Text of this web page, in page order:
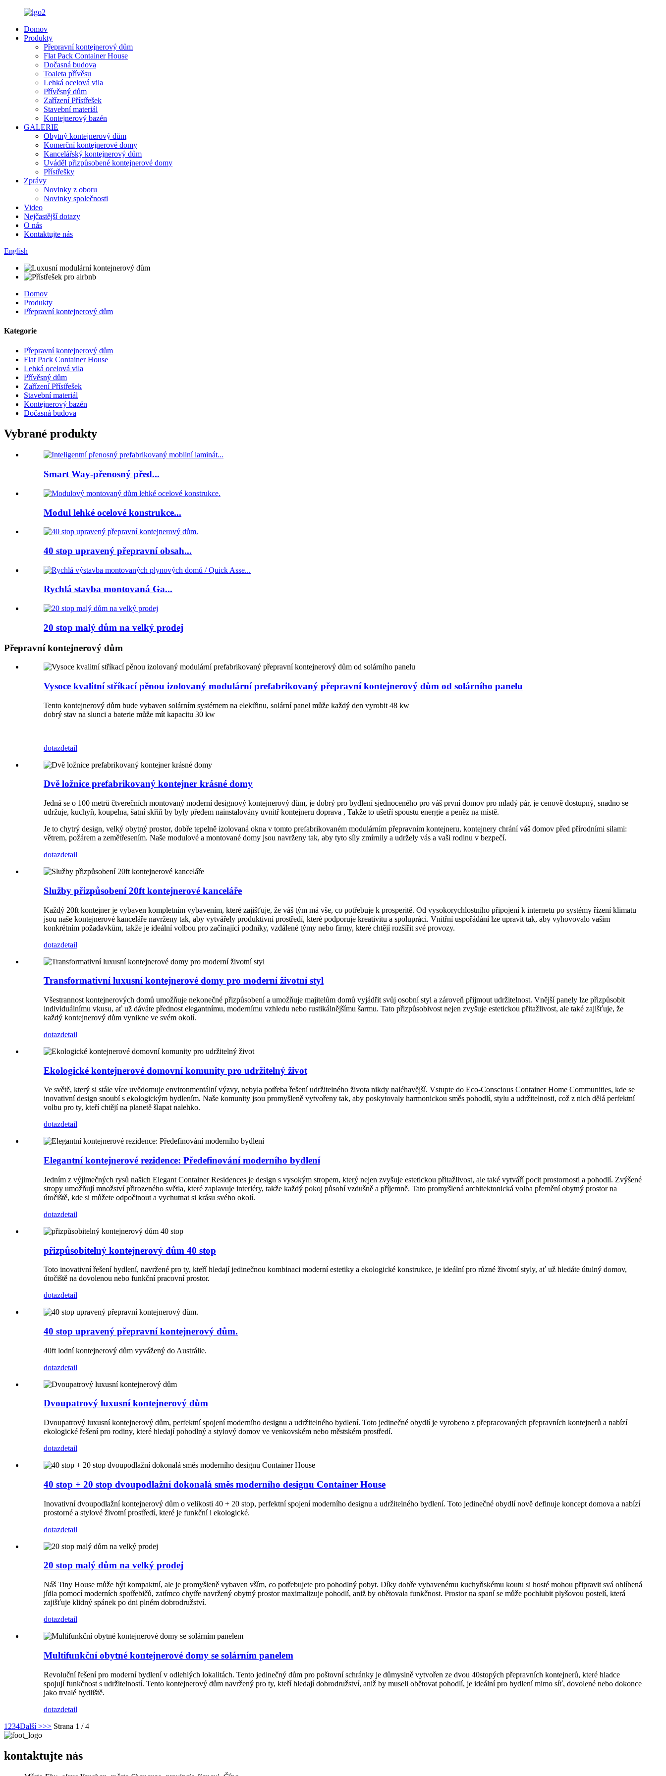
Domov
Produkty
Přepravní kontejnerový dům
Flat Pack Container House
Dočasná budova
Toaleta přívěsu
Lehká ocelová vila
Přívěsný dům
Zařízení Přístřešek
Stavební materiál
Kontejnerový bazén
GALERIE
Obytný kontejnerový dům
Komerční kontejnerové domy
Kancelářský kontejnerový dům
Uváděl přizpůsobené kontejnerové domy
Přístřešky
Zprávy
Novinky z oboru
Novinky společnosti
Video
Nejčastější dotazy
O nás
Kontaktujte nás
English
Domov
Produkty
Přepravní kontejnerový dům
Kategorie
Přepravní kontejnerový dům
Flat Pack Container House
Lehká ocelová vila
Přívěsný dům
Zařízení Přístřešek
Stavební materiál
Kontejnerový bazén
Dočasná budova
Vybrané produkty
Smart Way-přenosný před...
Modul lehké ocelové konstrukce...
40 stop upravený přepravní obsah...
Rychlá stavba montovaná Ga...
20 stop malý dům na velký prodej
Přepravní kontejnerový dům
Vysoce kvalitní stříkací pěnou izolovaný modulární prefabrikovaný přepravní kontejnerový dům od solárního panelu
Tento kontejnerový dům bude vybaven solárním systémem na elektřinu, solární panel může každý den vyrobit 48 kw
dobrý stav na slunci a baterie může mít kapacitu 30 kw
dotazdetail
Dvě ložnice prefabrikovaný kontejner krásné domy
Jedná se o 100 metrů čtverečních montovaný moderní designový kontejnerový dům, je dobrý pro bydlení sjednoceného pro váš první domov pro mladý pár, je cenově dostupný, snadno se
udržuje, kuchyň, koupelna, šatní skříň by byly předem nainstalovány uvnitř kontejneru doprava , Takže to ušetří spoustu energie a peněz na místě.
Je to chytrý design, velký obytný prostor, dobře tepelně izolovaná okna v tomto prefabrikovaném modulárním přepravním kontejneru, kontejnery chrání váš domov před přírodními silami:
větrem, požárem a zemětřesením. Naše modulové a montované domy jsou navrženy tak, aby tyto síly zmírnily a udržely vás a vaši rodinu v bezpečí.
dotazdetail
Služby přizpůsobení 20ft kontejnerové kanceláře
Každý 20ft kontejner je vybaven kompletním vybavením, které zajišťuje, že váš tým má vše, co potřebuje k prosperitě. Od vysokorychlostního připojení k internetu po systémy řízení klimatu
jsou naše kontejnerové kanceláře navrženy tak, aby vytvářely produktivní prostředí, které podporuje kreativitu a spolupráci. Vnitřní uspořádání lze upravit tak, aby vyhovovalo vašim
konkrétním požadavkům, takže je ideální volbou pro začínající podniky, vzdálené týmy nebo firmy, které chtějí rozšířit své provozy.
dotazdetail
Transformativní luxusní kontejnerové domy pro moderní životní styl
Všestrannost kontejnerových domů umožňuje nekonečné přizpůsobení a umožňuje majitelům domů vyjádřit svůj osobní styl a zároveň přijmout udržitelnost. Vnější panely lze přizpůsobit
individuálnímu vkusu, ať už dáváte přednost elegantnímu, modernímu vzhledu nebo rustikálnějšímu šarmu. Tato přizpůsobivost nejen zvyšuje estetickou přitažlivost, ale také zajišťuje, že
každý kontejnerový dům vynikne ve svém okolí.
dotazdetail
Ekologické kontejnerové domovní komunity pro udržitelný život
Ve světě, který si stále více uvědomuje environmentální výzvy, nebyla potřeba řešení udržitelného života nikdy naléhavější. Vstupte do Eco-Conscious Container Home Communities, kde se
inovativní design snoubí s ekologickým bydlením. Naše komunity jsou promyšleně vytvořeny tak, aby poskytovaly harmonickou směs pohodlí, stylu a udržitelnosti, což z nich dělá perfektní
volbu pro ty, kteří chtějí na planetě šlapat nalehko.
dotazdetail
Elegantní kontejnerové rezidence: Předefinování moderního bydlení
Jedním z výjimečných rysů našich Elegant Container Residences je design s vysokým stropem, který nejen zvyšuje estetickou přitažlivost, ale také vytváří pocit prostornosti a pohodlí. Zvýšené
stropy umožňují množství přirozeného světla, které zaplavuje interiéry, takže každý pokoj působí vzdušně a příjemně. Tato promyšlená architektonická volba přemění obytný prostor na
útočiště, kde si můžete odpočinout a vychutnat si krásu svého okolí.
dotazdetail
přizpůsobitelný kontejnerový dům 40 stop
Toto inovativní řešení bydlení, navržené pro ty, kteří hledají jedinečnou kombinaci moderní estetiky a ekologické konstrukce, je ideální pro různé životní styly, ať už hledáte útulný domov,
útočiště na dovolenou nebo funkční pracovní prostor.
dotazdetail
40 stop upravený přepravní kontejnerový dům.
40ft lodní kontejnerový dům vyvážený do Austrálie.
dotazdetail
Dvoupatrový luxusní kontejnerový dům
Dvoupatrový luxusní kontejnerový dům, perfektní spojení moderního designu a udržitelného bydlení. Toto jedinečné obydlí je vyrobeno z přepracovaných přepravních kontejnerů a nabízí
ekologické řešení pro rodiny, které hledají pohodlný a stylový domov ve venkovském nebo městském prostředí.
dotazdetail
40 stop + 20 stop dvoupodlažní dokonalá směs moderního designu Container House
Inovativní dvoupodlažní kontejnerový dům o velikosti 40 + 20 stop, perfektní spojení moderního designu a udržitelného bydlení. Toto jedinečné obydlí nově definuje koncept domova a nabízí
prostorné a stylové životní prostředí, které je funkční i ekologické.
dotazdetail
20 stop malý dům na velký prodej
Náš Tiny House může být kompaktní, ale je promyšleně vybaven vším, co potřebujete pro pohodlný pobyt. Díky dobře vybavenému kuchyňskému koutu si hosté mohou připravit svá oblíbená
jídla pomocí moderních spotřebičů, zatímco chytře navržený obytný prostor maximalizuje pohodlí, aniž by obětovala funkčnost. Prostor na spaní se může pochlubit plyšovou postelí, která
zajišťuje klidný spánek po dni plném dobrodružství.
dotazdetail
Multifunkční obytné kontejnerové domy se solárním panelem
Revoluční řešení pro moderní bydlení v odlehlých lokalitách. Tento jedinečný dům pro poštovní schránky je důmyslně vytvořen ze dvou 40stopých přepravních kontejnerů, které hladce
spojují funkčnost s udržitelností. Tento kontejnerový dům navržený pro ty, kteří hledají dobrodružství, aniž by museli obětovat pohodlí, je ideální pro bydlení mimo síť, dovolené nebo dokonce
jako trvalé bydliště.
dotazdetail
1 234Další >>> Strana 1 / 4
kontaktujte nás